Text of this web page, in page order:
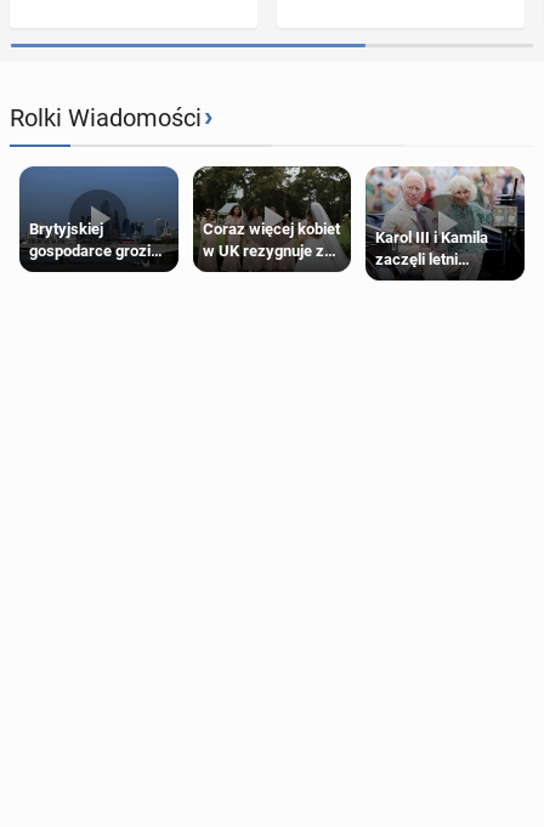
Rolki Wiadomości›
Brytyjskiej
gospodarce grozi
recesja, jeśli
Coraz więcej kobiet
w UK rezygnuje z
roli druhny na
Karol III i Kamila
zaczęli letni
odpoczynek po